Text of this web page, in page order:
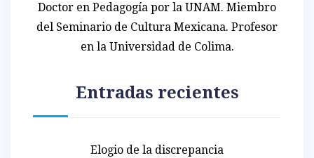
Doctor en Pedagogía por la UNAM. Miembro
del Seminario de Cultura Mexicana. Profesor
en la Universidad de Colima.
Entradas recientes
Elogio de la discrepancia